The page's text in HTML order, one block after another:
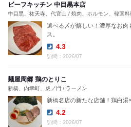
ビーフキッチン 中目黒本店
中目黒、祐天寺、代官山 / 焼肉、ホルモン、韓国料
選べる〆が嬉しい！濃厚なお肉
ス。
Dinner:
4.3
訪問：2026/07
麺屋周郷 鶏のとりこ
新橋、内幸町、虎ノ門 / ラーメン
新橋名店の新たな店舗！鶏白湯
Dinner:
4.2
訪問：2026/07